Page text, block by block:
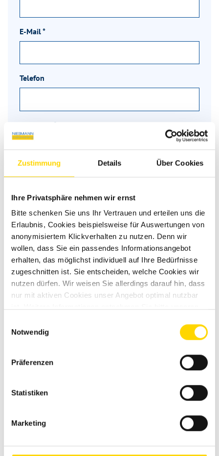
Zustimmung Details Über Cookies
Ihre Privatsphäre nehmen wir ernst
Bitte schenken Sie uns Ihr Vertrauen und erteilen uns die
Erlaubnis, Cookies beispielsweise für Auswertungen von
anonymisiertem Klickverhalten zu nutzen. Denn wir
wollen, dass Sie ein passendes Informationsangebot
erhalten, das möglichst individuell auf Ihre Bedürfnisse
zugeschnitten ist. Sie entscheiden, welche Cookies wir
nutzen dürfen. Wir weisen Sie allerdings darauf hin, dass
nur mit aktiven Cookies unser Angebot optimal nutzbar
Notwendig
Präferenzen
Statistiken
Marketing
E-Mail*
Telefon
*
Felder mit * sind Pflichtfelder!
Wenn Sie über unser gesichertes Kontaktformular (SSL-
Standard) mit uns in Kontakt treten, werden Ihre Eingaben
zusammen mit den von Ihnen angegebenen Kontaktdaten
zur Bearbeitung der Anfrage im E-Mail-Postfach gespeichert.
Diese Daten werden von uns nicht weitergegeben und nur
so lange gespeichert, wie sie zur Bearbeitung der Anfrage
benötigt werden. Weitere Informationen entnehmen Sie
bitte unserem
Nachricht senden